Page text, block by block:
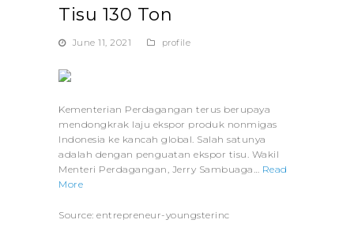
Tisu 130 Ton
June 11, 2021 profile
Kementerian Perdagangan terus berupaya
mendongkrak laju ekspor produk nonmigas
Indonesia ke kancah global. Salah satunya
adalah dengan penguatan ekspor tisu. Wakil
Menteri Perdagangan, Jerry Sambuaga… Read
More
Source: entrepreneur-youngsterinc